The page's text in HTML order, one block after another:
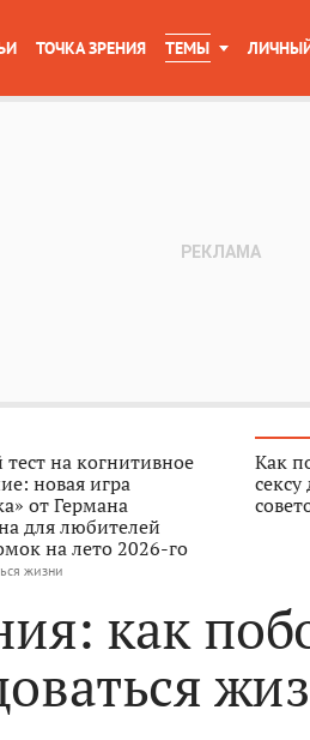
ТОЧКА ЗРЕНИЯ ТЕМЫ
на когнитивное
новая игра
от Германа
для любителей
на лето 2026-го
Как
жизни
как